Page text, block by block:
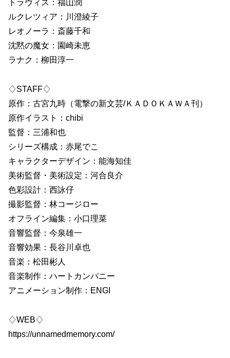
トラヴィス：福山潤
ルクレツィア：川澄綾子
レオノーラ：斎藤千和
沈黙の魔女：園崎未恵
ラナク：柳田淳一
♢STAFF♢
原作：古宮九時（電撃の新文芸/ＫＡＤＯＫＡＷＡ刊）
原作イラスト：chibi
監督：三浦和也
シリーズ構成：赤尾でこ
キャラクターデザイン：能海知佳
美術監督・美術設定：河合良介
色彩設計：西詠仔
撮影監督：林コージロー
オフライン編集：小口理菜
音響監督：今泉雄一
音響効果：長谷川卓也
音楽：松田彬人
音楽制作：ハートカンパニー
アニメーション制作：ENGI
♢WEB♢
https://unnamedmemory.com/